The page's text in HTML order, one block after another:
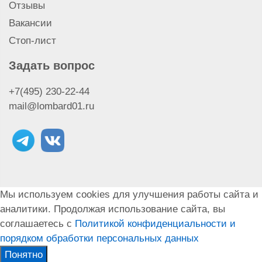
Сдать циркулярную пилу
Сдать дрель
Отзывы
Вакансии
Стоп-лист
Задать вопрос
+7(495) 230-22-44
mail@lombard01.ru
Мы используем cookies для улучшения работы сайта и
аналитики. Продолжая использование сайта, вы
соглашаетесь с Политикой конфиденциальности и
порядком обработки персональных данных
Понятно